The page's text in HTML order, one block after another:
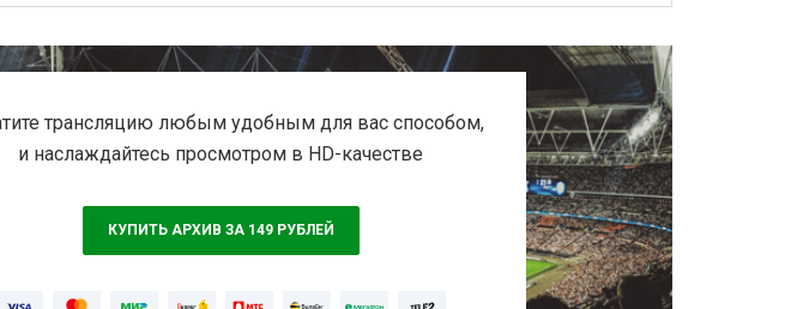
трансляцию любым удобным для вас способом,
и наслаждайтесь просмотром в HD-качестве
КУПИТЬ АРХИВ ЗА 149 РУБЛЕЙ